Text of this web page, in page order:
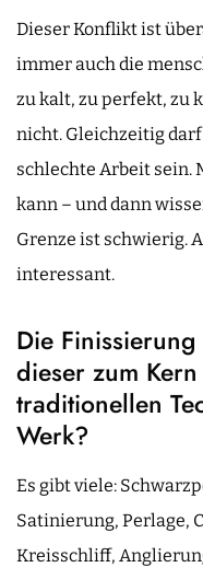
Dieser Konflikt ist
immer auch die
zu kalt, zu perfekt, zu
nicht. Gleichzeitig
schlechte Arbeit sein.
kann – und dann
Grenze ist schwierig.
interessant.
Die
dieser zum
traditionellen
Werk?
Es gibt viele:
Satinierung, Perlage,
Kreisschliff,